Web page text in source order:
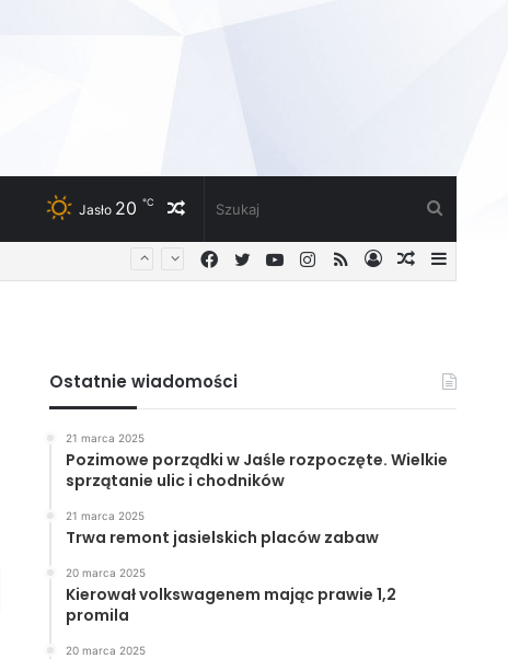
Losowy
artykuł
Jasło 20 ℃
Losowy
Zaloguj
RSS
Instagram
YouTube
Twitter
Facebook
Ostatnie wiadomości
21 marca 2025
Pozimowe porządki w Jaśle rozpoczęte. Wielkie
sprzątanie ulic i chodników
21 marca 2025
Trwa remont jasielskich placów zabaw
20 marca 2025
Kierował volkswagenem mając prawie 1,2
promila
20 marca 2025